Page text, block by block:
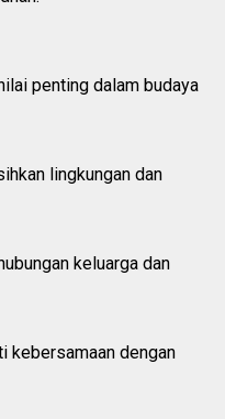
penting dalam budaya
lingkungan dan
keluarga dan
kebersamaan dengan